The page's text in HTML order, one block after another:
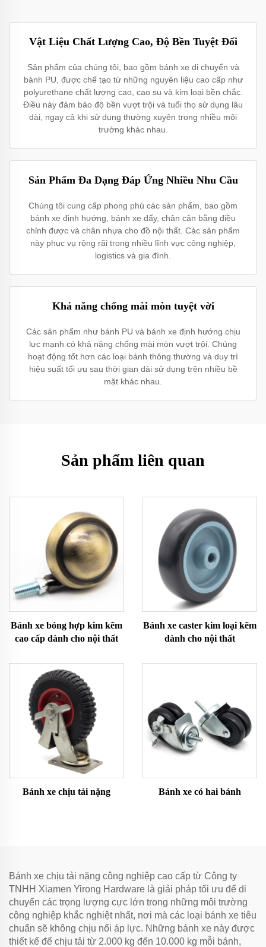
Vật Liệu Chất Lượng Cao, Độ Bền Tuyệt Đối
Sản phẩm của chúng tôi, bao gồm bánh xe di chuyển và
bánh PU, được chế tạo từ những nguyên liệu cao cấp như
polyurethane chất lượng cao, cao su và kim loại bền chắc.
Điều này đảm bảo độ bền vượt trội và tuổi thọ sử dụng lâu
dài, ngay cả khi sử dụng thường xuyên trong nhiều môi
trường khác nhau.
Sản Phẩm Đa Dạng Đáp Ứng Nhiều Nhu Cầu
Chúng tôi cung cấp phong phú các sản phẩm, bao gồm
bánh xe định hướng, bánh xe đẩy, chân cân bằng điều
chỉnh được và chân nhựa cho đồ nội thất. Các sản phẩm
này phục vụ rộng rãi trong nhiều lĩnh vực công nghiệp,
logistics và gia đình.
Khả năng chống mài mòn tuyệt vời
Các sản phẩm như bánh PU và bánh xe định hướng chịu
lực mạnh có khả năng chống mài mòn vượt trội. Chúng
hoạt động tốt hơn các loại bánh thông thường và duy trì
hiệu suất tối ưu sau thời gian dài sử dụng trên nhiều bề
mặt khác nhau.
Sản phẩm liên quan
Bánh xe bóng hợp kim kẽm
cao cấp dành cho nội thất
Bánh xe caster kim loại kẽm
dành cho nội thất
Bánh xe chịu tải nặng Bánh xe có hai bánh
Bánh xe chịu tải nặng công nghiệp cao cấp từ Công ty
TNHH Xiamen Yirong Hardware là giải pháp tối ưu để di
chuyển các trọng lượng cực lớn trong những môi trường
công nghiệp khắc nghiệt nhất, nơi mà các loại bánh xe tiêu
chuẩn sẽ không chịu nổi áp lực. Những bánh xe này được
thiết kế để chịu tải từ 2.000 kg đến 10.000 kg mỗi bánh,